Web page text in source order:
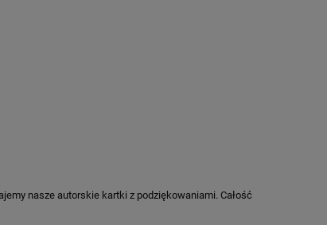
nasze autorskie kartki z podziękowaniami. Całość